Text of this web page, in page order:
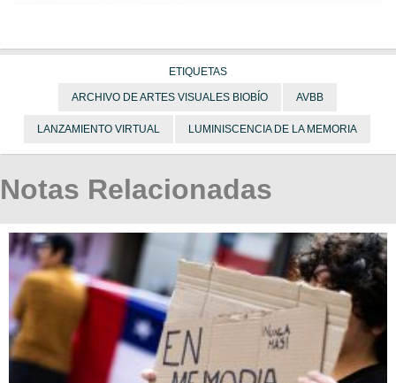
ETIQUETAS
ARCHIVO DE ARTES VISUALES BIOBÍO AVBB
LANZAMIENTO VIRTUAL LUMINISCENCIA DE LA MEMORIA
Notas Relacionadas